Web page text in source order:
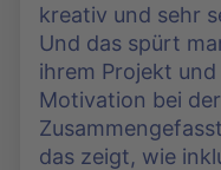
kreativ und sehr
Und das spürt
ihrem Projekt
Motivation bei
das zeigt, wie